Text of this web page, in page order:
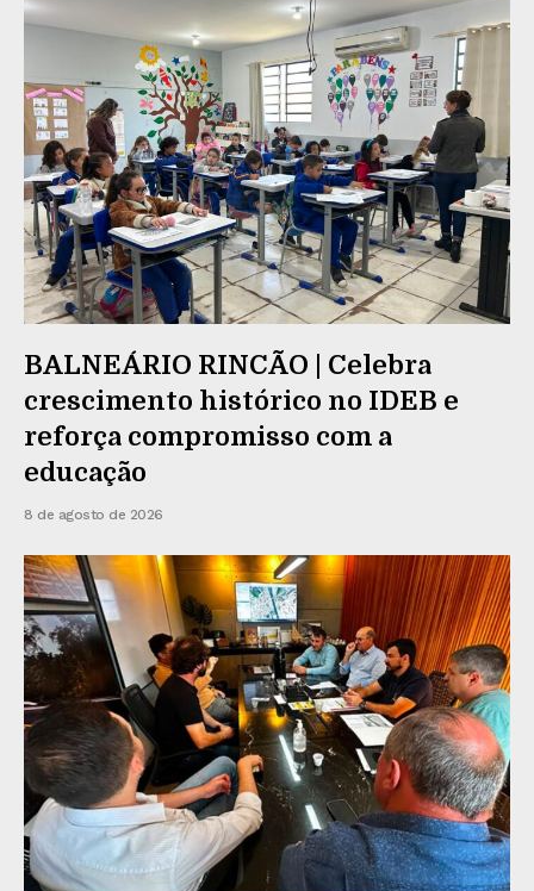
BALNEÁRIO RINCÃO | Celebra
crescimento histórico no IDEB e
reforça compromisso com a
educação
8 de agosto de 2026